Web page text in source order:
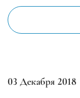
03 Декабря 2018